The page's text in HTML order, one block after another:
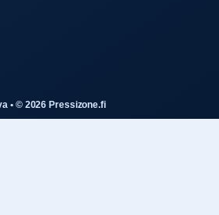
• © 2026 Pressizone.fi